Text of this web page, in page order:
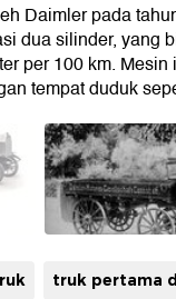
Daimler pada
dua silinder, yang
per 100 km.
tempat duduk
truk pertama